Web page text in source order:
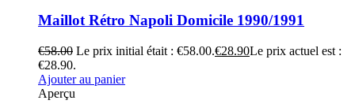
Maillot Rétro Napoli Domicile 1990/1991
€58.00 Le prix initial était : €58.00.€28.90Le prix actuel est :
€28.90.
Ajouter au panier
Aperçu